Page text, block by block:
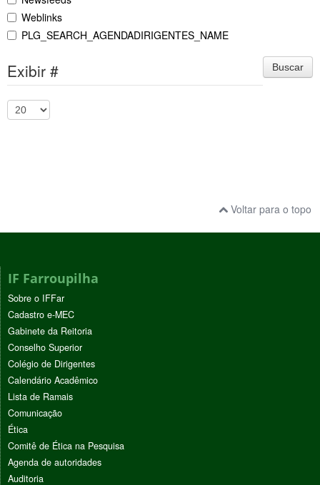
Weblinks
PLG_SEARCH_AGENDADIRIGENTES_NAME
Buscar
Exibir #
Voltar para o topo
IF Farroupilha
Sobre o IFFar
Cadastro e-MEC
Gabinete da Reitoria
Conselho Superior
Colégio de Dirigentes
Calendário Acadêmico
Lista de Ramais
Comunicação
Ética
Comitê de Ética na Pesquisa
Agenda de autoridades
Auditoria